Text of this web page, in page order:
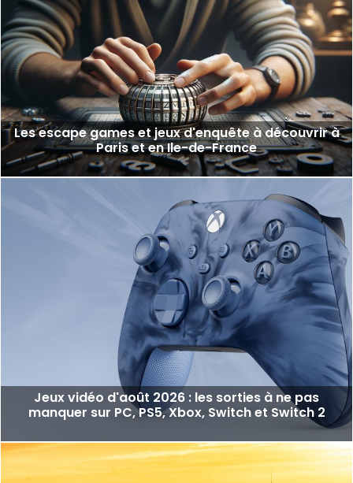
Les escape games et jeux d'enquête à découvrir à
Paris et en Ile-de-France
Jeux vidéo d'août 2026 : les sorties à ne pas
manquer sur PC, PS5, Xbox, Switch et Switch 2